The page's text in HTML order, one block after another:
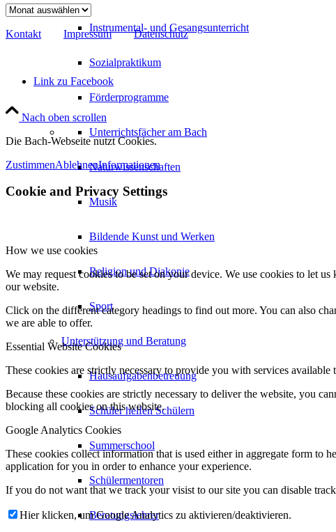
Instrumental- und Gesangsunterricht
Sozialpraktikum
Förderprogramme
Unterrichtsfächer am Bach
Naturwissenschaften
Musik
Bildende Kunst und Werken
Religion und Diakonie
Sport
Unterstützung und Beratung
Hausaufgabenbetreuung
Schüler helfen Schülern
Summerschool
Schülermentoren
Beratungslehrer
Archiv
Kontakt Impressum Datenschutz
Link zu Facebook
Nach oben scrollen
Die Bach-Webseite nutzt Cookies.
ZustimmenAblehnenInformationen
Cookie and Privacy Settings
How we use cookies
We may request cookies to be set on your device. We use cookies to let
our website.
Click on the different category headings to find out more. You can also
we are able to offer.
Essential Website Cookies
These cookies are strictly necessary to provide you with services
Because these cookies are strictly necessary to deliver the website, you
blocking all cookies on this website.
Google Analytics Cookies
These cookies collect information that is used either in aggregate form to
application for you in order to enhance your experience.
If you do not want that we track your visist to our site you can disable
Hier klicken, um Google Analytics zu aktivieren/deaktivieren.